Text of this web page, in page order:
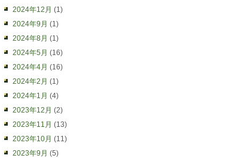
2024年12月 (1)
2024年9月 (1)
2024年8月 (1)
2024年5月 (16)
2024年4月 (16)
2024年2月 (1)
2024年1月 (4)
2023年12月 (2)
2023年11月 (13)
2023年10月 (11)
2023年9月 (5)